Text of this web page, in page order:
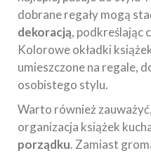
dobrane regały mogą
dekoracją, podkreślając
Kolorowe okładki
umieszczone na regale,
osobistego stylu.
Warto również
organizacja książek
porządku. Zamiast